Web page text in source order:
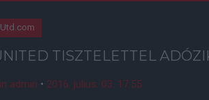
TISZTELETTEL
admin • 2016. július. 03. 17:55